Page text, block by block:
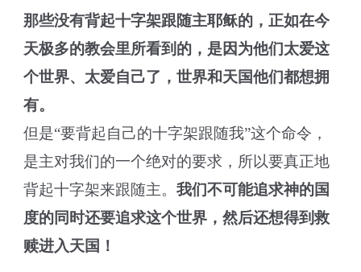
那些没有背起十字架跟随主耶稣的，正如在今
天极多的教会里所看到的，是因为他们太爱这
个世界、太爱自己了，世界和天国他们都想拥
有。
但是“要背起自己的十字架跟随我”这个命令，
是主对我们的一个绝对的要求，所以要真正地
背起十字架来跟随主。我们不可能追求神的国
度的同时还要追求这个世界，然后还想得到救
赎进入天国！